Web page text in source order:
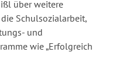
über weitere
Schulsozialarbeit,
und
wie „Erfolgreich